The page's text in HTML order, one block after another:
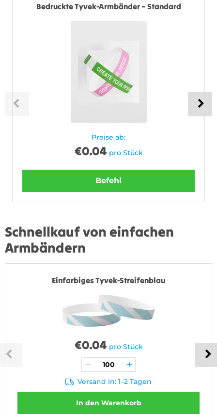
Bedruckte Tyvek-Armbänder – Standard
Preise ab:
€0.04 pro Stück
Befehl
Schnellkauf von einfachen
Armbändern
Einfarbiges Tyvek-Streifenblau
€0.04 pro Stück
Versand in: 1–2 Tagen
In den Warenkorb